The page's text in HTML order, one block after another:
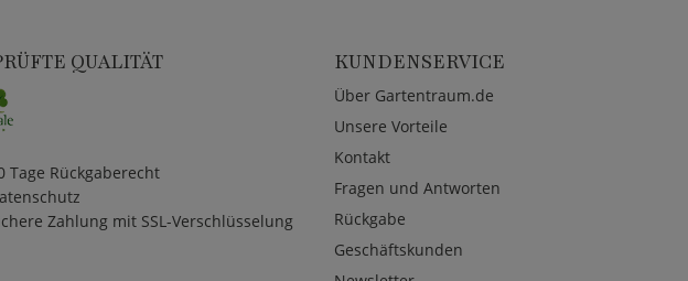
QUALITÄT
Tage Rückgaberecht
Zahlung mit SSL-Verschlüsselung
KUNDENSERVICE
Über Gartentraum.de
Unsere Vorteile
Kontakt
Fragen und Antworten
Rückgabe
Geschäftskunden